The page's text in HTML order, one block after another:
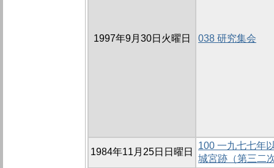
1997年9月30日火曜日 038 研究集会
1984年11月25日日曜日
100 一九七七
城宮跡（第三二